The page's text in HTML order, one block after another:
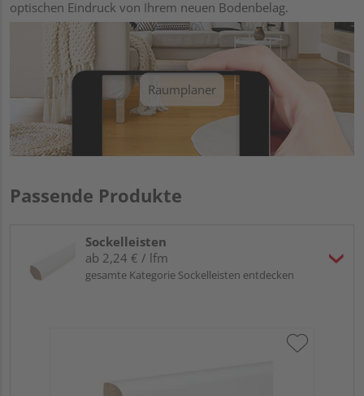
optischen Eindruck von Ihrem neuen Bodenbelag.
Raumplaner
Passende Produkte
Sockelleisten
ab 2,24 € / lfm
gesamte Kategorie Sockelleisten entdecken